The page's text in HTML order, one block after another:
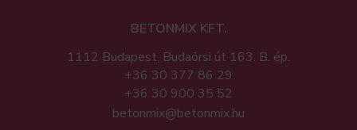
BETONMIX KFT.
1112 Budapest, Budaörsi út 163. B. ép.
+36 30 377 86 29
+36 30 900 35 52
betonmix@betonmix.hu